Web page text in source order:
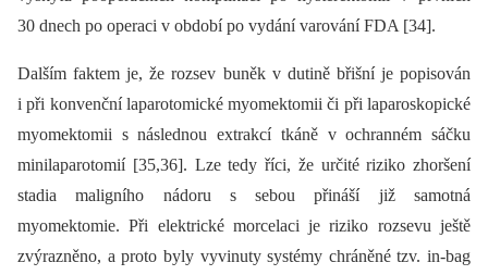
30 dnech po operaci v období po vydání varování FDA [34].
Dalším faktem je, že rozsev buněk v dutině břišní je popisován
i při konvenční laparotomické myomektomii či při laparoskopické
myomektomii s následnou extrakcí tkáně v ochranném sáčku
minilaparotomií [35,36]. Lze tedy říci, že určité riziko zhoršení
stadia maligního nádoru s sebou přináší již samotná
myomektomie. Při elektrické morcelaci je riziko rozsevu ještě
zvýrazněno, a proto byly vyvinuty systémy chráněné tzv. in-bag